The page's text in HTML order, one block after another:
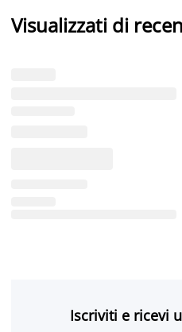
Visualizzati di
Iscriviti e ricevi